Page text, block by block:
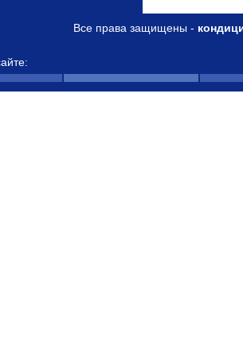
Все права защищены -